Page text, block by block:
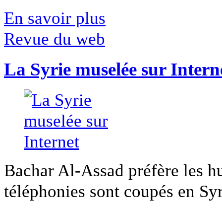
En savoir plus
Revue du web
La Syrie muselée sur
Bachar Al-Assad préfère les
téléphonies sont coupés en